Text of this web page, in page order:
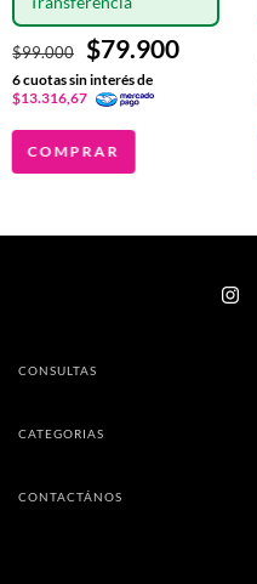
$99.000 $79.900
6cuotas sin interés de
$13.316,67
COMPRAR
CONSULTAS
CATEGORIAS
CONTACTÁNOS